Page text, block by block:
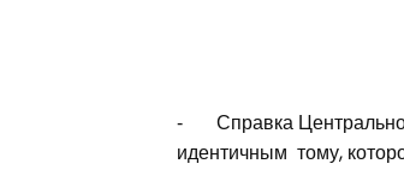
‑ Справка
идентичным тому,